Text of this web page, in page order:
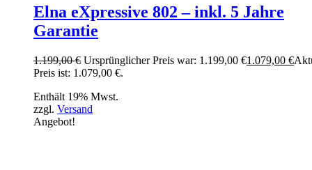
Elna eXpressive 802 – inkl. 5 Jahre
Garantie
1.199,00€ Ursprünglicher Preis war: 1.199,00 €1.079,00 €
Preis ist: 1.079,00 €.
Enthält 19% Mwst.
zzgl. Versand
Angebot!